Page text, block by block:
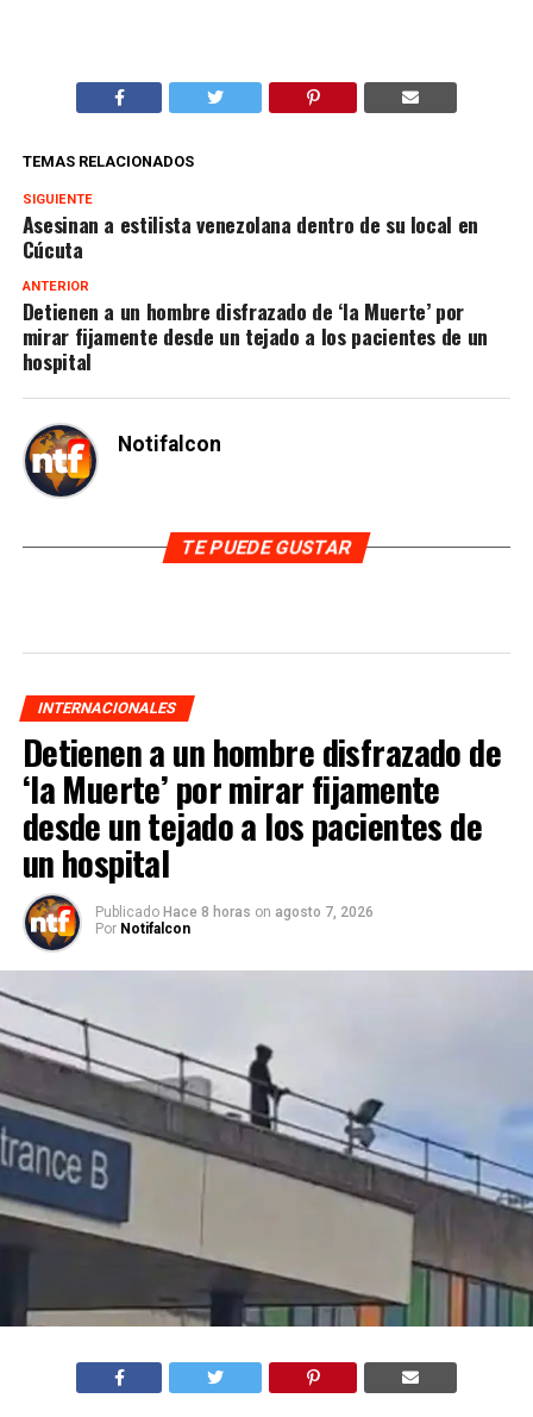
TEMAS RELACIONADOS
SIGUIENTE
Asesinan a estilista venezolana dentro de su local en
Cúcuta
ANTERIOR
Detienen a un hombre disfrazado de ‘la Muerte’ por
mirar fijamente desde un tejado a los pacientes de un
hospital
Notifalcon
TE PUEDE GUSTAR
INTERNACIONALES
Detienen a un hombre disfrazado de
‘la Muerte’ por mirar fijamente
desde un tejado a los pacientes de
un hospital
Publicado Hace 8 horas on agosto 7, 2026
Por Notifalcon